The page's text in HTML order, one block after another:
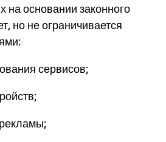
на основании законного
но не ограничивается
сервисов;